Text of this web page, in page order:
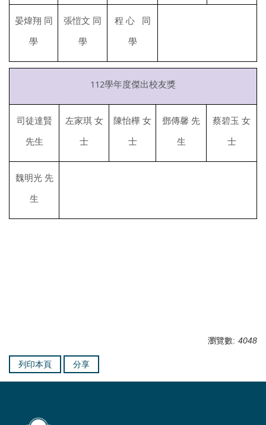
晏煒翔 同
學
張愷文 同
學
程 心 同
學
112學年度傑出校友獎
司徒達賢
先生
左家琪 女
士
陳怡樺 女
士
鄧傳馨 先
生
蔡碧玉 女
士
魏明光 先
生
瀏覽數: 4048
列印本頁 分享